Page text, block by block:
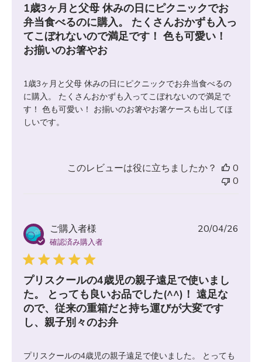
1歳3ヶ月と父母 休みの日にピクニックでお
弁当食べるのに購入。 たくさんおかずも入っ
てこぼれないので満足です！ 色も可愛い！
お揃いのお箸やお
1歳3ヶ月と父母 休みの日にピクニックでお弁当食べるの
に購入。 たくさんおかずも入ってこぼれないので満足で
す！ 色も可愛い！ お揃いのお箸やお箸ケースも出してほ
しいです。
このレビューは役に立ちましたか？
0
0
ご購入者様
確認済み購入者
プリスクールの4歳児の親子遠足で使いまし
た。 とっても良いお品でした(^^)！ 遠足な
ので、従来の重箱だと持ち運びが大変です
し、親子別々のお弁
プリスクールの4歳児の親子遠足で使いました。 とっても
20/04/26